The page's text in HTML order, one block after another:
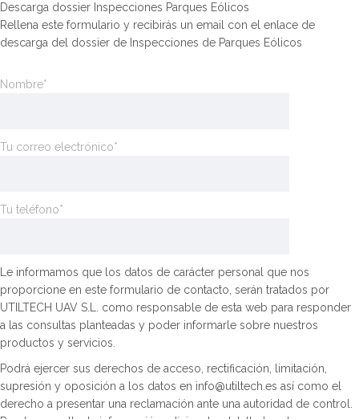
Descarga dossier Inspecciones Parques Eólicos
Rellena este formulario y recibirás un email con el enlace de
descarga del dossier de Inspecciones de Parques Eólicos
Nombre*
Tu correo electrónico*
Tu teléfono*
Le informamos que los datos de carácter personal que nos
proporcione en este formulario de contacto, serán tratados por
UTILTECH UAV S.L. como responsable de esta web para responder
a las consultas planteadas y poder informarle sobre nuestros
productos y servicios.
Podrá ejercer sus derechos de acceso, rectificación, limitación,
supresión y oposición a los datos en info@utiltech.es así como el
derecho a presentar una reclamación ante una autoridad de control.